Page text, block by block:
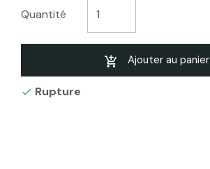
Quantité
Ajouter au panier
 Rupture